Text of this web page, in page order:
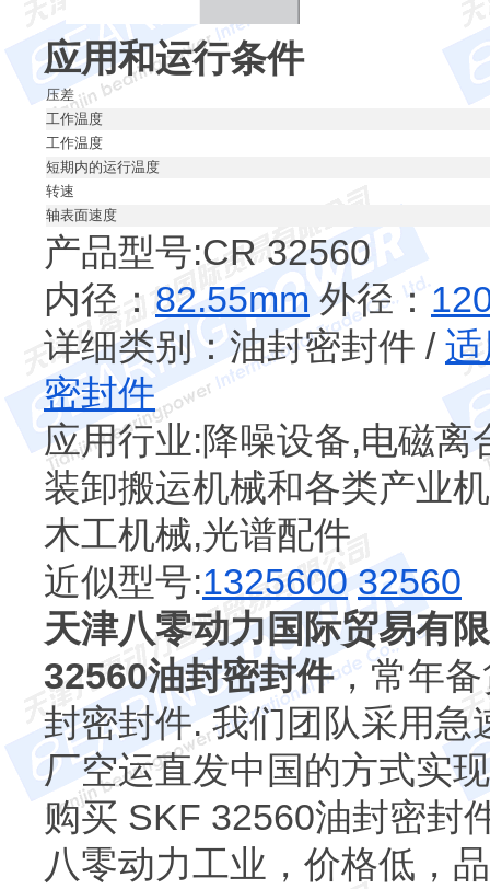
应用和运行条件
压差
工作温度
工作温度
短期内的运行温度
转速
轴表面速度
产品型号:CR 32560
内径： 82.55mm 外径：
详细类别：油封密封件 /
密封件
应用行业:降噪设备,电磁
装卸搬运机械和各类产业
木工机械,光谱配件
近似型号:1325600 32560
天津八零动力国际贸易有
32560油封密封件，常年
封密封件. 我们团队采用
厂空运直发中国的方式实
购买 SKF 32560油封密封
八零动力工业，价格低，